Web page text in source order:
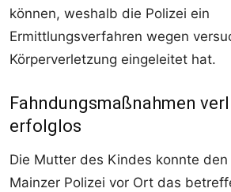
können, weshalb die Polizei ein
Ermittlungsverfahren wegen
Körperverletzung eingeleitet hat.
Fahndungsmaßnahmen
erfolglos
Die Mutter des Kindes konnte
Mainzer Polizei vor Ort das